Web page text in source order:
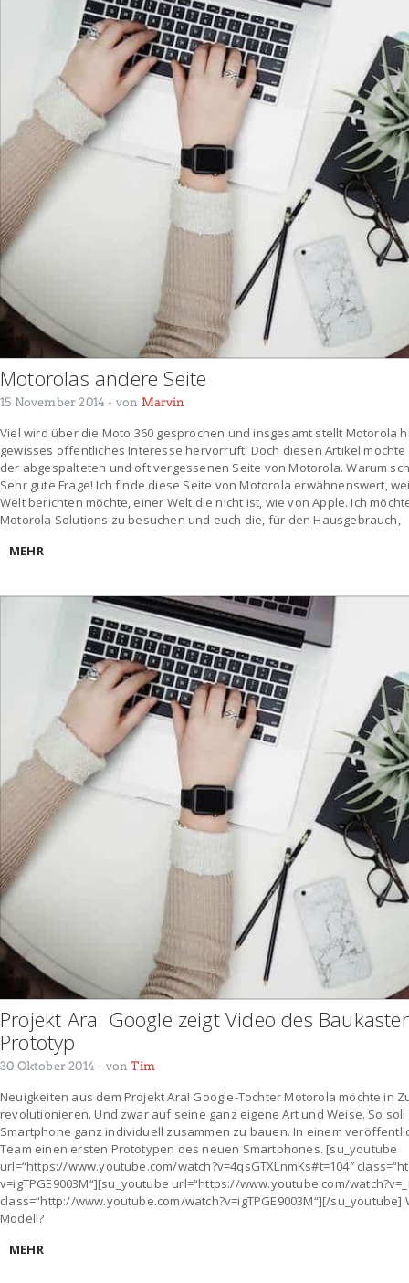
Motorolas andere Seite
15 November 2014 - von Marvin
Viel wird über die Moto 360 gesprochen und insgesamt stellt Motorola
gewisses öffentliches Interesse hervorruft. Doch diesen Artikel
der abgespalteten und oft vergessenen Seite von Motorola. Warum
Sehr gute Frage! Ich finde diese Seite von Motorola erwähnenswert,
Welt berichten möchte, einer Welt die nicht ist, wie von Apple. Ich
Motorola Solutions zu besuchen und euch die, für den Hausgebrauch,
MEHR
Projekt Ara: Google zeigt Video des
Prototyp
30 Oktober 2014- vonTim
Neuigkeiten aus dem Projekt Ara! Google-Tochter Motorola möchte in
revolutionieren. Und zwar auf seine ganz eigene Art und Weise. So
Smartphone ganz individuell zusammen zu bauen. In einem
Team einen ersten Prototypen des neuen Smartphones. [su_youtube
url=“https://www.youtube.com/watch?v=4qsGTXLnmKs#t=104″
v=igTPGE9003M“][su_youtube url=“https://www.youtube.com/
class=“http://www.youtube.com/watch?v=igTPGE9003M“][/
Modell?
MEHR